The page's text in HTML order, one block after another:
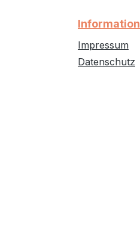
Information
Impressum
Datenschutz